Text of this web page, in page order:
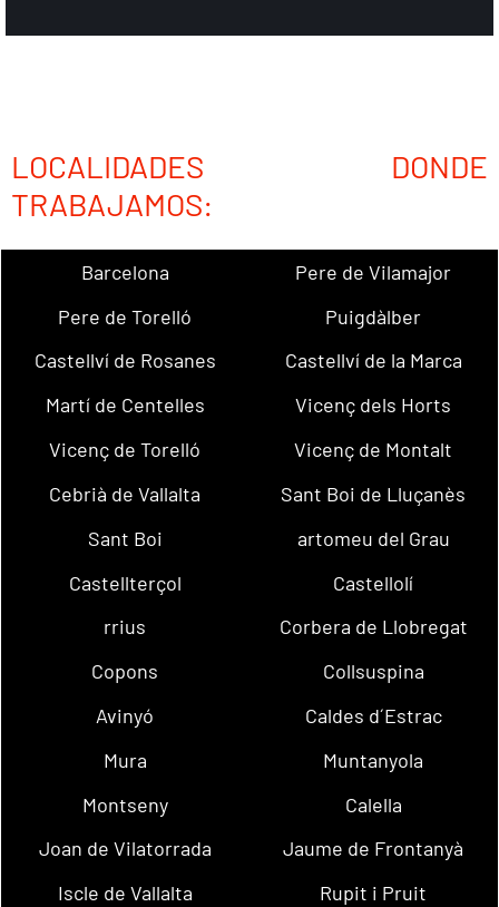
LOCALIDADES DONDE
TRABAJAMOS:
Barcelona
Pere de Vilamajor
Pere de Torelló
Puigdàlber
Castellví de Rosanes
Castellví de la Marca
Martí de Centelles
Vicenç dels Horts
Vicenç de Torelló
Vicenç de Montalt
Cebrià de Vallalta
Sant Boi de Lluçanès
Sant Boi
artomeu del Grau
Castellterçol
Castellolí
rrius
Corbera de Llobregat
Copons
Collsuspina
Avinyó
Caldes d´Estrac
Mura
Muntanyola
Montseny
Calella
Joan de Vilatorrada
Jaume de Frontanyà
Iscle de Vallalta
Rupit i Pruit